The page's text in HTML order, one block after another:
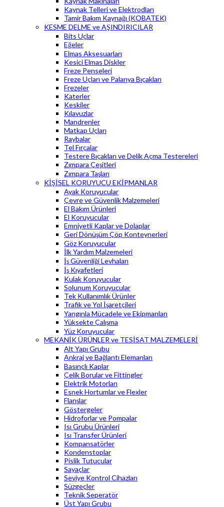
Kaynak Telleri ve Elektrodları
Tamir Bakım Kaynağı (KOBATEK)
KESME DELME ve AŞINDIRICILAR
Bits Uçlar
Eğeler
Elmas Aksesuarları
Kesici Elmas Diskler
Freze Penseleri
Freze Uçları ve Palanya Bıçakları
Frezeler
Katerler
Keskiler
Kılavuzlar
Mandrenler
Matkap Uçları
Raybalar
Tel Fırçalar
Testere Bıçakları ve Delik Açma Testereleri
Zımpara Çeşitleri
Zımpara Taşları
KİŞİSEL KORUYUCU EKİPMANLAR
Ayak Koruyucular
Çevre ve Güvenlik Malzemeleri
El Bakım Ürünleri
El Koruyucular
Emniyetli Kaplar ve Dolaplar
Geri Dönüşüm Çöp Konteynerleri
Göz Koruyucular
İlk Yardım Malzemeleri
İş Güvenliği Levhaları
İş Kıyafetleri
Kulak Koruyucular
Solunum Koruyucular
Tek Kullanımlık Ürünler
Trafik ve Yol İşaretçileri
Yangınla Mücadele ve Ekipmanları
Yüksekte Çalışma
Yüz Koruyucular
MEKANİK ÜRÜNLER ve TESİSAT MALZEMELERİ
Alt Yapı Grubu
Ankraj ve Bağlantı Elemanları
Basınçlı Kaplar
Çelik Borular ve Fittingler
Elektrik Motorları
Esnek Hortumlar ve Flexler
Flanşlar
Göstergeler
Hidroforlar ve Pompalar
Isı Grubu Ürünleri
Isı Transfer Ürünleri
Kompansatörler
Kondenstoplar
Pislik Tutucular
Sayaçlar
Seviye Kontrol Cihazları
Süzgeçler
Teknik Seperatör
Üst Yapı Grubu